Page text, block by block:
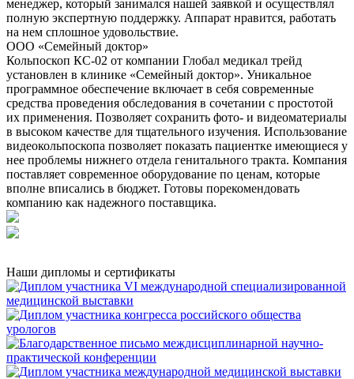
менеджер, который занимался нашей заявкой и осуществлял
полную экспертную поддержку. Аппарат нравится, работать
на нем сплошное удовольствие.
ООО «Семейный доктор»
Кольпоскоп КС-02 от компании Глобал медикал трейд
установлен в клинике «Семейный доктор». Уникальное
программное обеспечение включает в себя современные
средства проведения обследования в сочетании с простотой
их применения. Позволяет сохранить фото- и видеоматериалы
в высоком качестве для тщательного изучения. Использование
видеокольпоскопа позволяет показать пациентке имеющиеся у
нее проблемы нижнего отдела генитального тракта. Компания
поставляет современное оборудование по ценам, которые
вполне вписались в бюджет. Готовы порекомендовать
компанию как надежного поставщика.
Наши дипломы и сертификаты